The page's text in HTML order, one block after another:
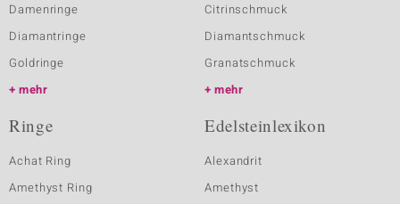
Damenringe
Diamantringe
Goldringe
mehr
Citrinschmuck
Diamantschmuck
Granatschmuck
mehr
Ringe
Achat Ring
Amethyst Ring
Edelsteinlexikon
Alexandrit
Amethyst